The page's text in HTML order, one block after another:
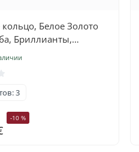
кольцо, Белое Золото
Бриллианты,
3
-10 %